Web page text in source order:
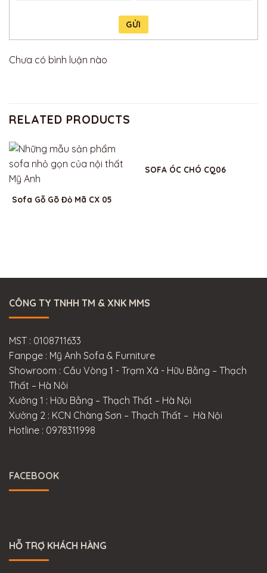
GỬI
Chưa có bình luận nào
RELATED PRODUCTS
Sofa Gỗ Gõ Đỏ Mã CX 05
SOFA ÓC CHÓ CQ06
CÔNG TY TNHH TM & XNK MMS
MST : 0108711633
Fanpge : Mỹ Anh Sofa & Furniture
Showroom : Cầu Vòng 1 - Trạm Xá - Hữu Bằng – Thạch
Thất – Hà Nôi
Xưởng 1 : Hữu Bằng – Thạch Thất – Hà Nội
Xưởng 2 : KCN Chàng Sơn – Thạch Thất – Hà Nội
Hotline : 0978311998
FACEBOOK
HỖ TRỢ KHÁCH HÀNG